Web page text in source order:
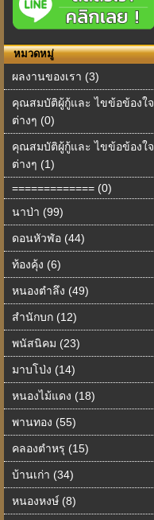
หมวดหมู่
ผลงานของเรา (3)
คุณสมบัติผู้กู้และ ไขข้อข้องใจ
ต่างๆ (0)
คุณสมบัติผู้กู้และ ไขข้อข้องใจ
ต่างๆ (1)
============= (0)
นาป่า (99)
ดอนหัวฬ่อ (44)
ท้องคุ้ง (6)
หนองตำลึง (49)
สำนักบก (12)
พนัสนิคม (23)
มาบโป่ง (14)
หนองไม้แดง (18)
พานทอง (55)
คลองตำหรุ (15)
บ้านเก่า (34)
หนองหงษ์ (8)